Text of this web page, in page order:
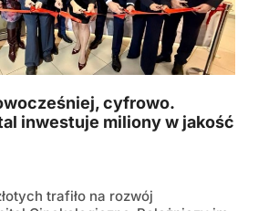
cyfrowo.
inwestuje miliony w jakość
trafiło na rozwój